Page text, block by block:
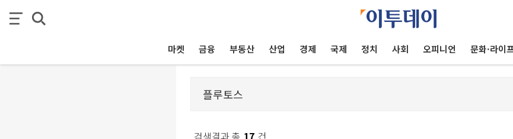
마켓 금융 부동산 산업 경제 국제 정치 사회 오피니언 문화·라이
검색결과 총 17 건